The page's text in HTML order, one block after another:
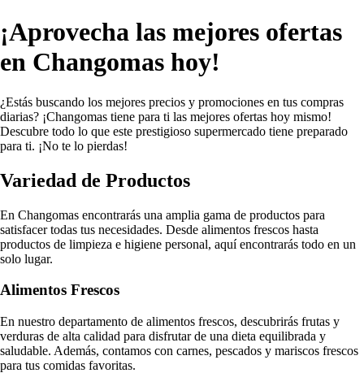
¡Aprovecha las mejores ofertas
en Changomas hoy!
¿Estás buscando los mejores precios y promociones en tus compras
diarias? ¡Changomas tiene para ti las mejores ofertas hoy mismo!
Descubre todo lo que este prestigioso supermercado tiene preparado
para ti. ¡No te lo pierdas!
Variedad de Productos
En Changomas encontrarás una amplia gama de productos para
satisfacer todas tus necesidades. Desde alimentos frescos hasta
productos de limpieza e higiene personal, aquí encontrarás todo en un
solo lugar.
Alimentos Frescos
En nuestro departamento de alimentos frescos, descubrirás frutas y
verduras de alta calidad para disfrutar de una dieta equilibrada y
saludable. Además, contamos con carnes, pescados y mariscos frescos
para tus comidas favoritas.